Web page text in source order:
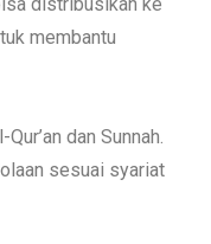
membantu
dan Sunnah.
sesuai syariat